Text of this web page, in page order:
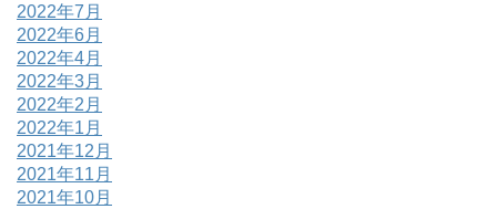
2022年7月
2022年6月
2022年4月
2022年3月
2022年2月
2022年1月
2021年12月
2021年11月
2021年10月